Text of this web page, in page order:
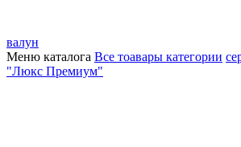
валун
Меню каталога Все тоавары категории
"Люкс Премиум"